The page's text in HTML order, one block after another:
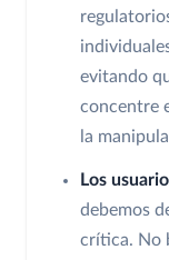
evitando
concentre
la
Los
debemos
crítica. No